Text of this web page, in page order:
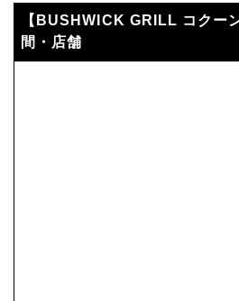
【BUSHWICK GRILL コクー
間・店舗